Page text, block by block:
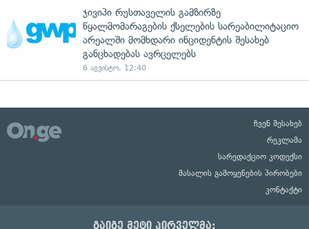
ჯივიპი რუსთაველის გამზირზე
წყალმომარაგების ქსელების სარეაბილიტაციო
არეალში მომხდარი ინციდენტის შესახებ
განცხადებას ავრცელებს
6 აგვისტო, 12:40
ჩვენ შესახებ
რეკლამა
სარედაქციო კოდექსი
მასალის გამოყენების პირობები
კონტაქტი
გაიგე მეტი პირველმა: